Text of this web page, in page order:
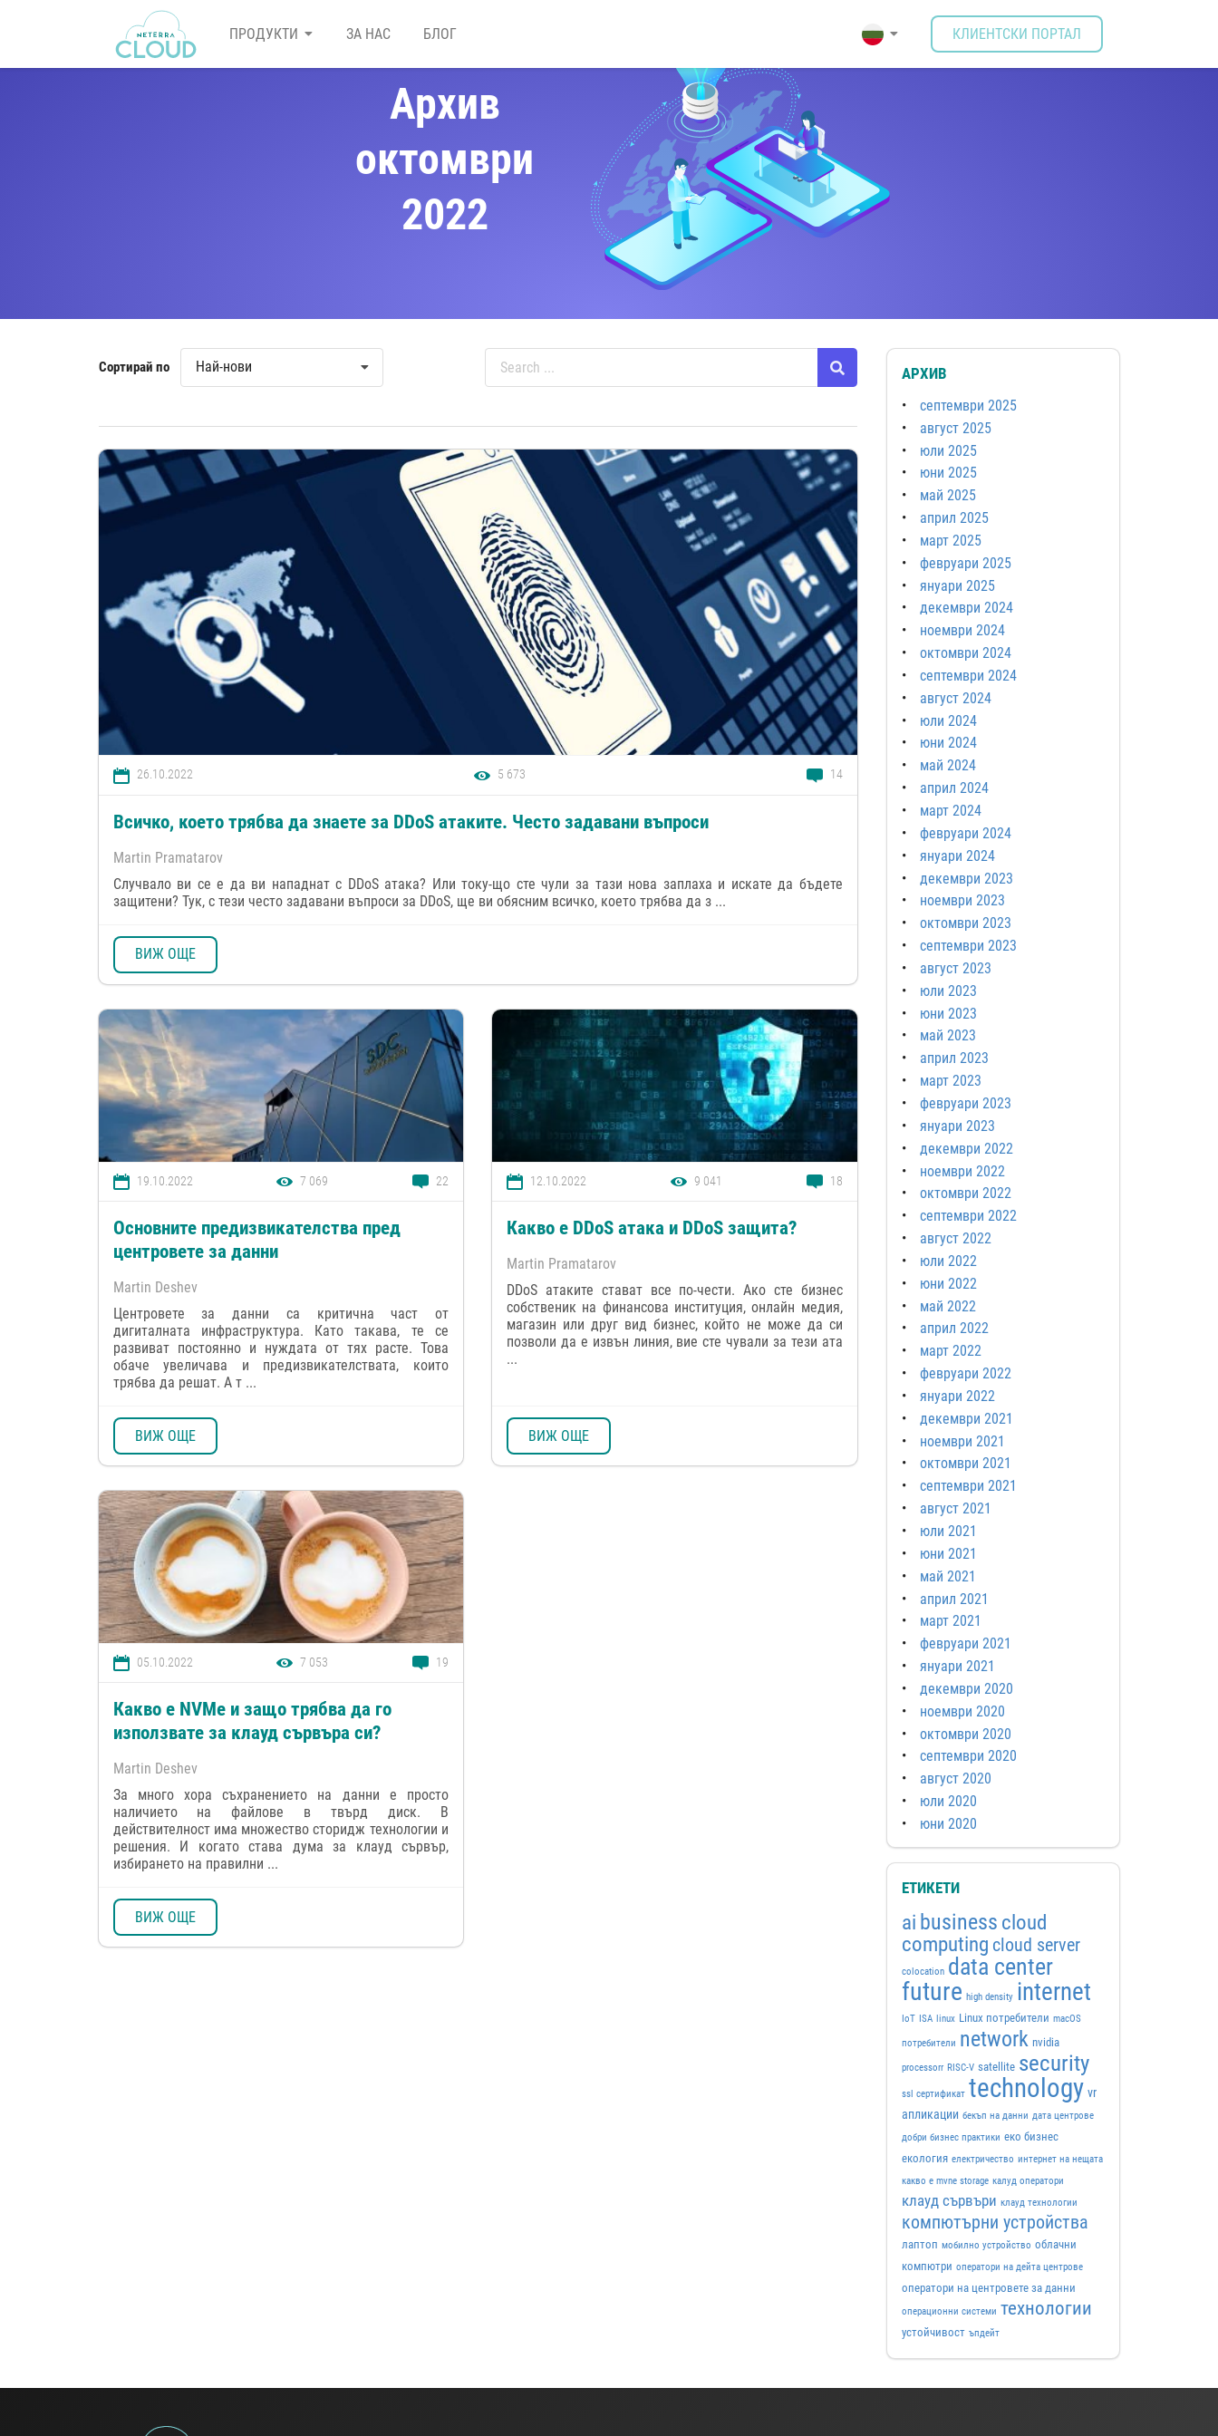
ПРОДУКТИ ЗА НАС БЛОГ КЛИЕНТСКИ ПОРТАЛ
Архив
октомври
2022
Сортирай по Най-нови
26.10.2022 5 673 14
Всичко, което трябва да знаете за DDoS атаките. Често задавани въпроси
Martin Pramatarov
Случвало ви се е да ви нападнат с DDoS атака? Или току-що сте чули за тази нова заплаха и искате да бъдете
защитени? Тук, с тези често задавани въпроси за DDoS, ще ви обясним всичко, което трябва да з ...
ВИЖ ОЩЕ
19.10.2022 7 069 22
Основните предизвикателства пред
центровете за данни
Martin Deshev
Центровете за данни са критична част от
дигиталната инфраструктура. Като такава, те се
развиват постоянно и нуждата от тях расте. Това
обаче увеличава и предизвикателствата, които
трябва да решат. А т ...
ВИЖ ОЩЕ
12.10.2022 9 041 18
Какво е DDoS атака и DDoS защита?
Martin Pramatarov
DDoS атаките стават все по-чести. Ако сте бизнес
собственик на финансова институция, онлайн медия,
магазин или друг вид бизнес, който не може да си
позволи да e извън линия, вие сте чували за тези ата
...
ВИЖ ОЩЕ
05.10.2022 7 053 19
Какво е NVMe и защо трябва да го
използвате за клауд сървъра си?
Martin Deshev
За много хора съхранението на данни е просто
наличието на файлове в твърд диск. В
действителност има множество сторидж технологии и
решения. И когато става дума за клауд сървър,
избирането на правилни ...
ВИЖ ОЩЕ
АРХИВ
септември 2025
август 2025
юли 2025
юни 2025
май 2025
април 2025
март 2025
февруари 2025
януари 2025
декември 2024
ноември 2024
октомври 2024
септември 2024
август 2024
юли 2024
юни 2024
май 2024
април 2024
март 2024
февруари 2024
януари 2024
декември 2023
ноември 2023
октомври 2023
септември 2023
август 2023
юли 2023
юни 2023
май 2023
април 2023
март 2023
февруари 2023
януари 2023
декември 2022
ноември 2022
октомври 2022
септември 2022
август 2022
юли 2022
юни 2022
май 2022
април 2022
март 2022
февруари 2022
януари 2022
декември 2021
ноември 2021
октомври 2021
септември 2021
август 2021
юли 2021
юни 2021
май 2021
април 2021
март 2021
февруари 2021
януари 2021
декември 2020
ноември 2020
октомври 2020
септември 2020
август 2020
юли 2020
юни 2020
ЕТИКЕТИ
ai business cloud
computing cloud server
colocation data center
future high density internet
IoT ISA linux Linux потребители macOS
потребители network nvidia
processorr RISC-V satellite security
ssl сертификат technology vr
апликации бекъп на данни дата центрове
добри бизнес практики еко бизнес
екология електричество интернет на нещата
какво е mvne storage калуд оператори
клауд сървъри клауд технологии
компютърни устройства
лаптоп мобилно устройство облачни
компютри оператори на дейта центрове
оператори на центровете за данни
операционни системи технологии
устойчивост ъпдейт